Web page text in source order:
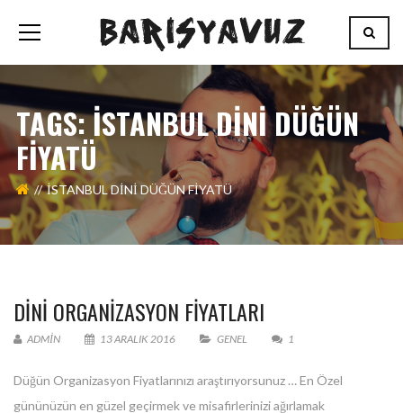
TAGS: ISTANBUL DINI DÜĞÜN
FIYATÜ
ISTANBUL DINI DÜĞÜN FIYATÜ
DINI ORGANIZASYON FIYATLARI
ADMIN 13 ARALIK 2016 GENEL 1
Düğün Organizasyon Fiyatlarınızı araştırıyorsunuz … En Özel
gününüzün en güzel geçirmek ve misafirlerinizi ağırlamak